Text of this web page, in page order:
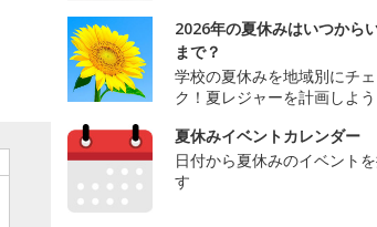
2026年の夏休みはいつから
まで？
学校の夏休みを地域別にチ
ク！夏レジャーを計画しよう
夏休みイベントカレンダー
日付から夏休みのイベント
す